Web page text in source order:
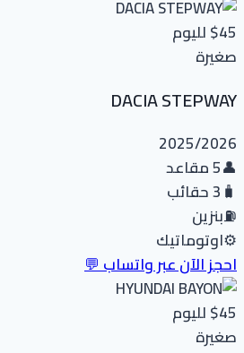
$45لليوم
صغيرة
DACIA STEPWAY
2025/2026
👤5 مقاعد
🧳3 حقائب
⛽بنزين
⚙️اوتوماتيك
احجز الآن عبر واتساب 💬
$45لليوم
صغيرة